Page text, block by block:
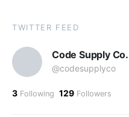
TWITTER FEED
Code Supply Co.
@codesupplyco
3 Following 129 Followers